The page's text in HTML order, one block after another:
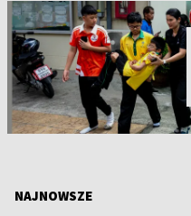
NAJNOWSZE